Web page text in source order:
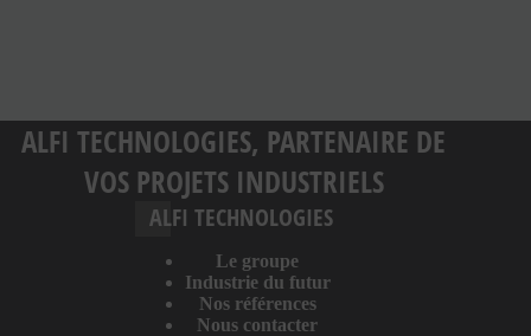
ALFI TECHNOLOGIES, PARTENAIRE DE
VOS PROJETS INDUSTRIELS
ALFI TECHNOLOGIES
Le groupe
Industrie du futur
Nos références
Nous contacter